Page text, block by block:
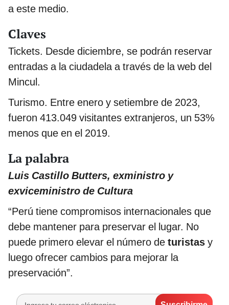
a este medio.
Claves
Tickets. Desde diciembre, se podrán reservar
entradas a la ciudadela a través de la web del
Mincul.
Turismo. Entre enero y setiembre de 2023,
fueron 413.049 visitantes extranjeros, un 53%
menos que en el 2019.
La palabra
Luis Castillo Butters, exministro y
exviceministro de Cultura
“Perú tiene compromisos internacionales que
debe mantener para preservar el lugar. No
puede primero elevar el número de turistas y
luego ofrecer cambios para mejorar la
preservación”.